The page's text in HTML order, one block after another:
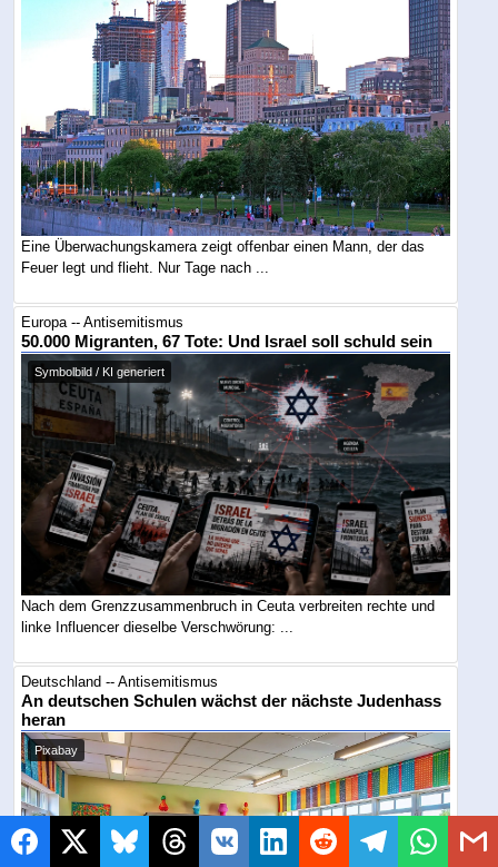
Eine Überwachungskamera zeigt offenbar einen Mann, der das
Feuer legt und flieht. Nur Tage nach ...
Europa -- Antisemitismus
50.000 Migranten, 67 Tote: Und Israel soll schuld sein
Symbolbild / KI generiert
Nach dem Grenzzusammenbruch in Ceuta verbreiten rechte und
linke Influencer dieselbe Verschwörung: ...
Deutschland -- Antisemitismus
An deutschen Schulen wächst der nächste Judenhass
heran
Pixabay